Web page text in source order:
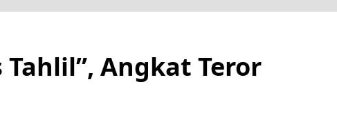
Tahlil”, Angkat Teror